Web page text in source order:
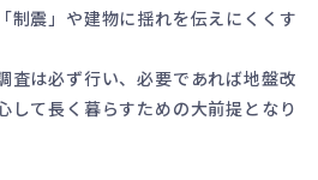
制震」や建物に揺れを伝えにくくす
査は必ず行い、必要であれば地盤改
して長く暮らすための大前提となり